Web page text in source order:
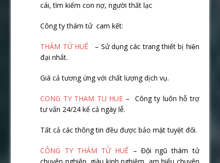
cái, tìm kiếm con nợ, người thất lạc
Công ty thám tử cam kết:
THÁM TỬ HUẾ – Sử dụng các trang thiết bị hiện
đại nhất.
Giá cả tương ứng với chất lượng dịch vụ.
CONG TY THAM TU HUE – Công ty luôn hỗ trợ
tư vấn 24/24 kể cả ngày lễ.
Tất cả các thông tin đều được bảo mật tuyệt đối.
CÔNG TY THÁM TỬ HUẾ – Đội ngũ thám tử